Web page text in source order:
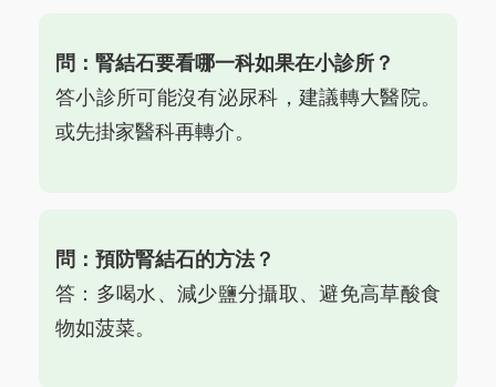
問：腎結石要看哪一科如果在小診所？
答小診所可能沒有泌尿科，建議轉大醫院。
或先掛家醫科再轉介。
問：預防腎結石的方法？
答：多喝水、減少鹽分攝取、避免高草酸食
物如菠菜。